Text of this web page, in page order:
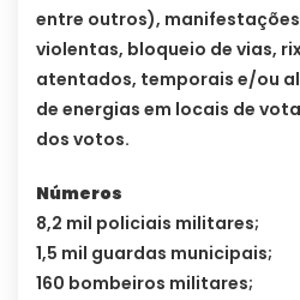
entre outros),
violentas, bloqueio de vias,
atentados, temporais e/ou
de energias em locais de
dos votos.
Números
8,2 mil policiais militares;
1,5 mil guardas municipais;
160 bombeiros militares;